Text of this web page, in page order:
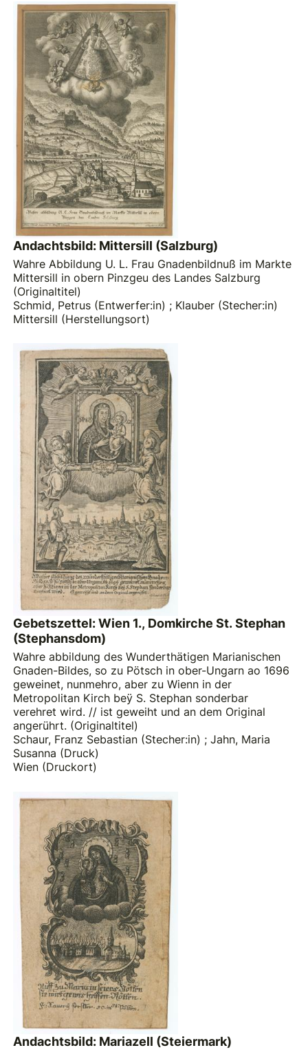
Andachtsbild: Mittersill (Salzburg)
Wahre Abbildung U. L. Frau Gnadenbildnuß im Markte
Mittersill in obern Pinzgeu des Landes Salzburg
(Originaltitel)
Schmid, Petrus (Entwerfer:in) ; Klauber (Stecher:in)
Mittersill (Herstellungsort)
Gebetszettel: Wien 1., Domkirche St. Stephan
(Stephansdom)
Wahre abbildung des Wunderthätigen Marianischen
Gnaden-Bildes, so zu Pötsch in ober-Ungarn ao 1696
geweinet, nunmehro, aber zu Wienn in der
Metropolitan Kirch beÿ S. Stephan sonderbar
verehret wird. // ist geweiht und an dem Original
angerührt. (Originaltitel)
Schaur, Franz Sebastian (Stecher:in) ;Jahn, Maria
Susanna (Druck)
Wien (Druckort)
Andachtsbild: Mariazell (Steiermark)